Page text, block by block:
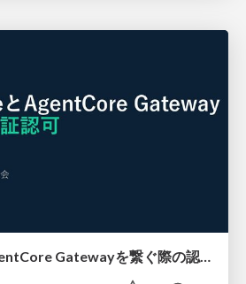
Claude CodeとAgentCore Gatewayを繋ぐ際の認証認可 / Authentication and authorization when connecting Claude Code with AgentCore Gateway